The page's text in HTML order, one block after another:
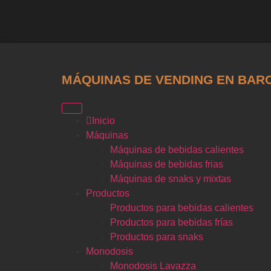
MÁQUINAS DE VENDING EN
Inicio
Máquinas
Máquinas de bebidas calientes
Máquinas de bebidas frias
Máquinas de snaks y mixtas
Productos
Productos para bebidas calientes
Productos para bebidas frías
Productos para snaks
Monodosis
Monodosis Lavazza